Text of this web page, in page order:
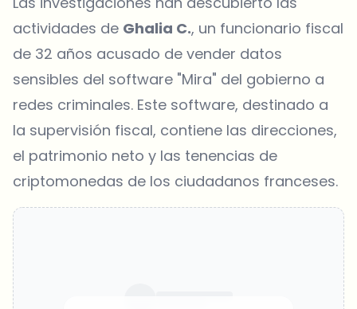
actividades de Ghalia C., un funcionario fiscal
de 32 años acusado de vender datos
sensibles del software "Mira" del gobierno a
redes criminales. Este software, destinado a
la supervisión fiscal, contiene las direcciones,
el patrimonio neto y las tenencias de
criptomonedas de los ciudadanos franceses.